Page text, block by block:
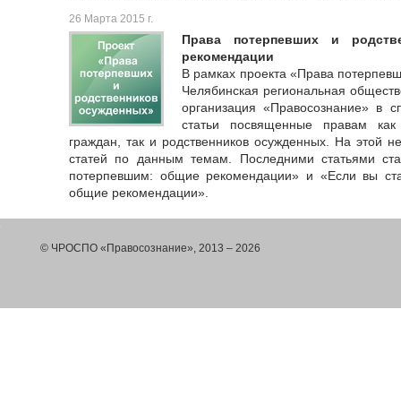
26 Марта 2015 г.
Права потерпевших и
рекомендации
В рамках проекта «Права
Челябинская региональная
организация «Правосознание» в
статьи посвященные правам
граждан, так и родственников осужденных. На этой
статей по данным темам. Последними статьями
потерпевшим: общие рекомендации» и «Если вы
общие рекомендации».
© ЧРОСПО «Правосознание», 2013 – 2026